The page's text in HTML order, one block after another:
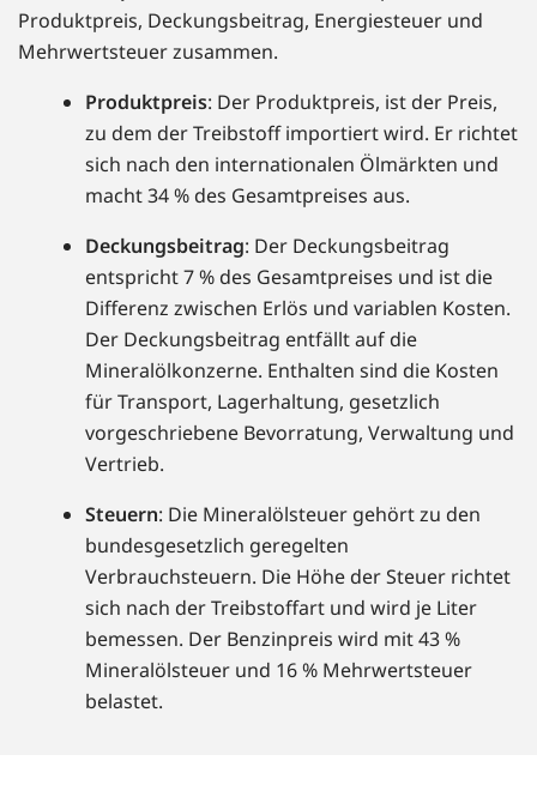
Produktpreis, Deckungsbeitrag, Energiesteuer und
Mehrwertsteuer zusammen.
Produktpreis: Der Produktpreis, ist der Preis,
zu dem der Treibstoff importiert wird. Er richtet
sich nach den internationalen Ölmärkten und
macht 34 % des Gesamtpreises aus.
Deckungsbeitrag: Der Deckungsbeitrag
entspricht 7 % des Gesamtpreises und ist die
Differenz zwischen Erlös und variablen Kosten.
Der Deckungsbeitrag entfällt auf die
Mineralölkonzerne. Enthalten sind die Kosten
für Transport, Lagerhaltung, gesetzlich
vorgeschriebene Bevorratung, Verwaltung und
Vertrieb.
Steuern: Die Mineralölsteuer gehört zu den
bundesgesetzlich geregelten
Verbrauchsteuern. Die Höhe der Steuer richtet
sich nach der Treibstoffart und wird je Liter
bemessen. Der Benzinpreis wird mit 43 %
Mineralölsteuer und 16 % Mehrwertsteuer
belastet.